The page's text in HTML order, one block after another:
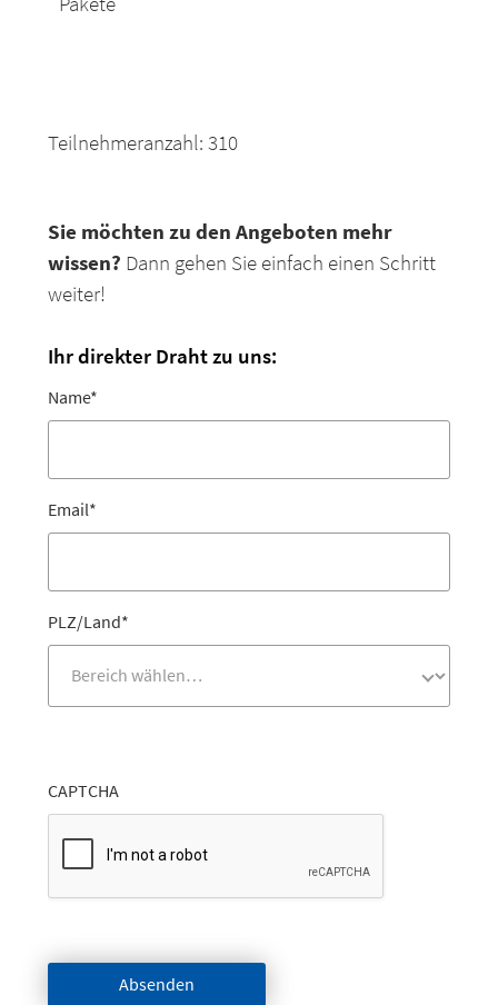
Teilnehmeranzahl: 310
Sie möchten zu den Angeboten mehr
wissen? Dann gehen Sie einfach einen Schritt
weiter!
Ihr direkter Draht zu uns:
Name*
Email*
PLZ/Land*
CAPTCHA
Absenden